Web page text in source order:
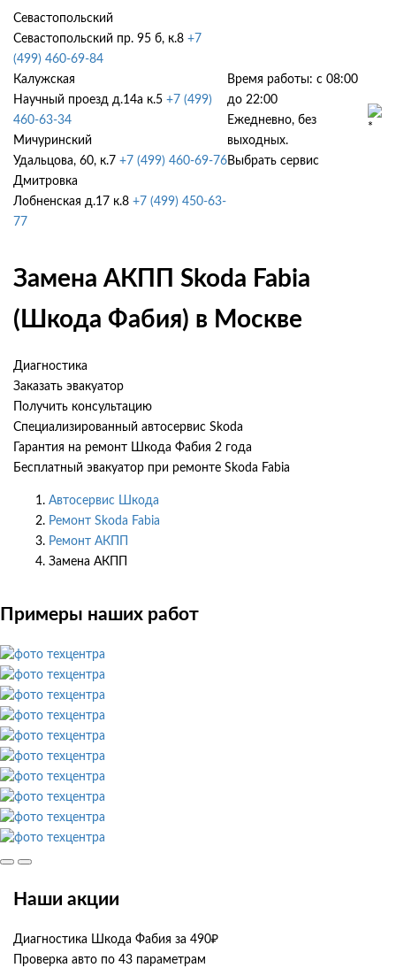
Севастопольский
Севастопольский пр. 95 б, к.8 +7
(499) 460-69-84
Калужская
Научный проезд д.14а к.5 +7 (499)
460-63-34
Мичуринский
Удальцова, 60, к.7 +7 (499) 460-69-76
Дмитровка
Лобненская д.17 к.8 +7 (499) 450-63-
77
Время работы: с 08:00
до 22:00
Ежедневно, без
выходных.
Выбрать сервис
Замена АКПП Skoda Fabia
(Шкода Фабия) в Москве
Диагностика
Заказать эвакуатор
Получить консультацию
Специализированный автосервис Skoda
Гарантия на ремонт Шкода Фабия 2 года
Бесплатный эвакуатор при ремонте Skoda Fabia
Автосервис Шкода
Ремонт Skoda Fabia
Ремонт АКПП
Замена АКПП
Примеры наших работ
Наши акции
Диагностика Шкода Фабия за 490₽
Проверка авто по 43 параметрам